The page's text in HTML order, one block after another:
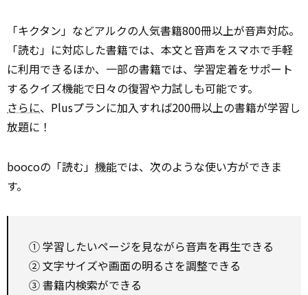
「キクタン」などアルクの人気書籍800冊以上が音声対応。
「読む」に対応した書籍では、本文と音声をスマホで手軽
に利用できるほか、一部の書籍では、学習定着をサポート
するクイズ機能で日々の復習や力試しも可能です。
さらに、Plusプランに加入すれば200冊以上の書籍が学習し
放題に！
boocoの「読む」 機能では、次のような使い方ができま
す。
① 学習したいページを見ながら音声を再生できる
② 文字サイズや画面の明るさを調整できる
③ 書籍内検索ができる